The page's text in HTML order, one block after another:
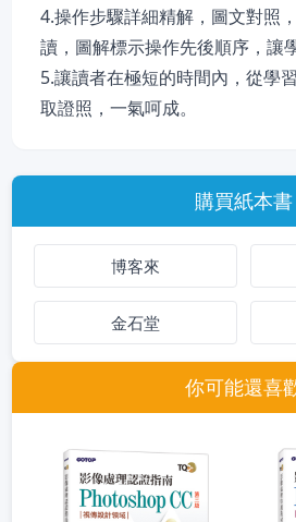
4.操作步驟詳細精解，圖文對照
讀，圖解標示操作先後順序，讓
5.讓讀者在極短的時間內，從學
取證照，一氣呵成。
購買紙本書
博客來
金石堂
你可能還喜